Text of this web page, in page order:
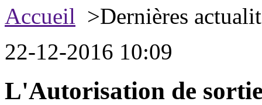
Accueil >Dernières
22-12-2016 10:09
L'Autorisation de